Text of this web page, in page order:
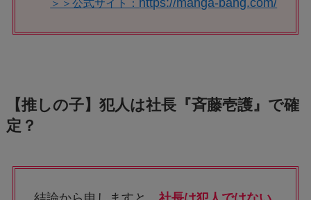
＞＞公式サイト：
【推しの子】犯人は社長『斉藤壱護』で確
定？